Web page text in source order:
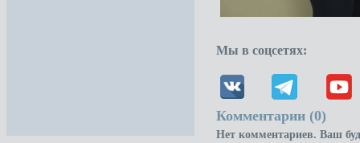
Мы в соцсетях:
Комментарии (0)
Нет комментариев. Ваш